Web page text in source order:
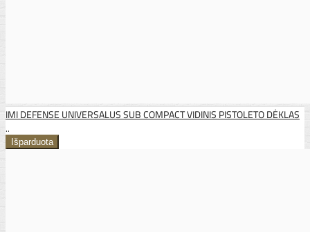
IMI DEFENSE UNIVERSALUS SUB COMPACT VIDINIS PISTOLETO DĖKLAS
..